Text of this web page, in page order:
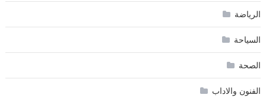
الرياضة
السياحة
الصحة
الفنون والاداب